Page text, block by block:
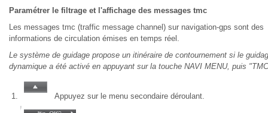
Paramétrer le filtrage et l'affichage des messages tmc
Les messages tmc (traffic message channel) sur navigation-gps sont des
informations de circulation émises en temps réel.
Le système de guidage propose un itinéraire de contournement si le
dynamique a été activé en appuyant sur la touche NAVI MENU, puis
Appuyez sur le menu secondaire déroulant.